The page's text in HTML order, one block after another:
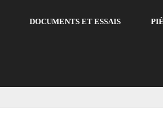
DOCUMENTS ET ESSAIS